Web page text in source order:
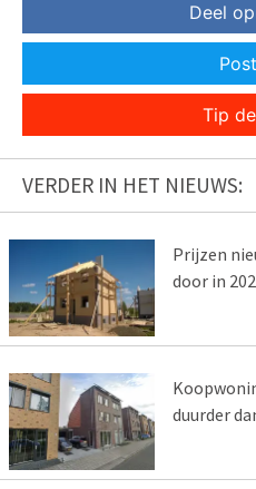
Deel
Tip
VERDER IN HET NIEUWS:
Prijzen
door in
duurder